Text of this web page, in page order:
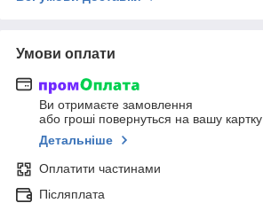
Умови оплати
Ви отримаєте замовлення
або гроші повернуться на вашу картку
Детальніше
Оплатити частинами
Післяплата